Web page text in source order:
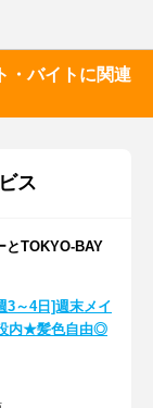
・バイトに関連
ス
TOKYO-BAY
3～4日]週末メイ
内★髪色自由◎